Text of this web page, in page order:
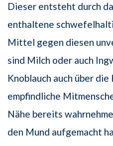
Dieser entsteht durch
enthaltene
Mittel gegen diesen
sind Milch oder auch
Knoblauch auch über die
empfindliche
Nähe bereits
den Mund aufgemacht